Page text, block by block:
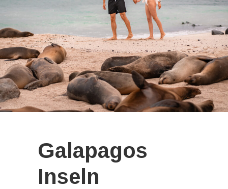
Galapagos
Inseln